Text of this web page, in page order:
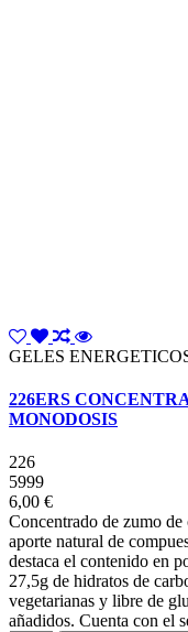
GELES
226ERS
MONODOSIS
226
5999
6,00 €
Concentrado de zumo de
aporte natural de
destaca el contenido en
27,5g de hidratos de
vegetarianas y libre de
añadidos. Cuenta con el